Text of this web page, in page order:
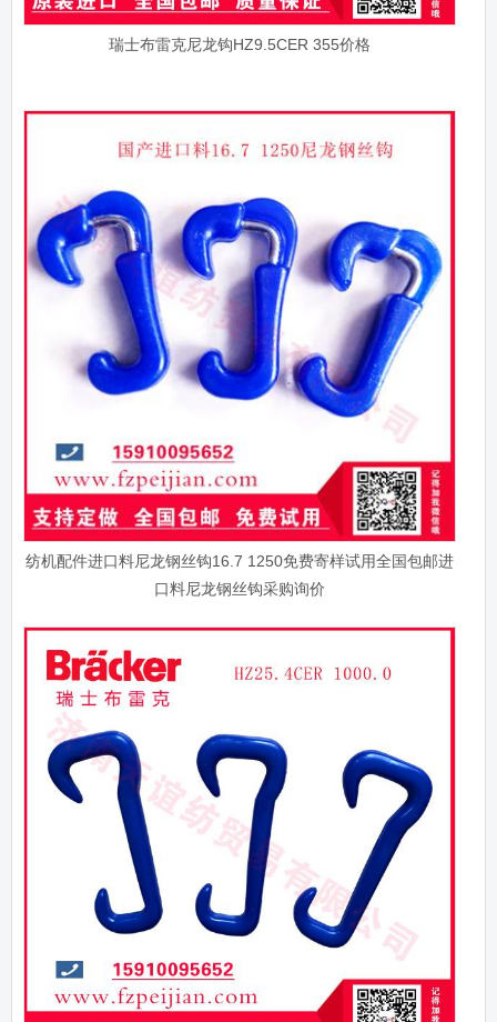
瑞士布雷克尼龙钩HZ9.5CER 355价格
纺机配件进口料尼龙钢丝钩16.7 1250免费寄样试用全国包邮进
口料尼龙钢丝钩采购询价